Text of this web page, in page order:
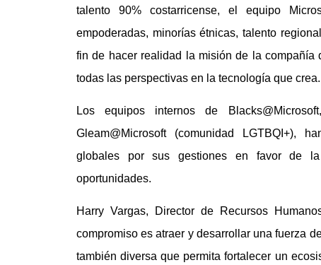
talento 90% costarricense, el equipo
empoderadas, minorías étnicas, talento
fin de hacer realidad la misión de la
todas las perspectivas en la tecnología que crea.
Los equipos internos de
Gleam@Microsoft (comunidad LGTBQI+),
globales por sus gestiones en favor de
oportunidades.
Harry Vargas, Director de Recursos
compromiso es atraer y desarrollar una fuerza
también diversa que permita fortalecer un